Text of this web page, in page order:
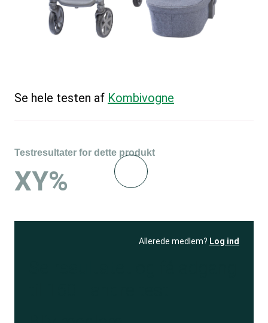
Se hele testen af Kombivogne
Testresultater for dette produkt
XY%
Allerede medlem? Log ind